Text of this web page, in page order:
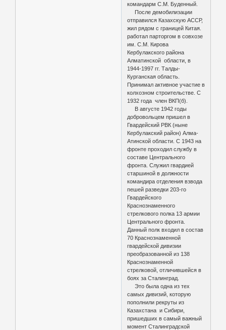
командарм С.М. Буденный.
После демобилизации
отправился Казахскую АССР,
жил рядом с границей Китая.
работал парторгом в совхозе
им. С.М. Кирова
Кербулакского района
Алматинской области, в
1944-1997 гг. Талды-
Курганская область.
Принимал активное участие в
колхозном строительстве. С
1932 года член ВКП(б).
В августе 1942 годы
добровольцем пришел в
Гвардейский РВК (ныне
Кербулакский район) Алма-
Атинской области. С 1943 на
фронте проходил службу в
составе Центрального
фронта. Служил гвардией
старшиной в должности
командира отделения взвода
пешей разведки 203-го
Гвардейского
Краснознаменного
стрелкового полка 13 армии
Центрального фронта.
Данный полк входил в состав
70 Краснознаменной
гвардейской дивизии
преобразованной из 138
Краснознаменной
стрелковой, отличившейся в
боях за Сталинград.
Это была одна из тех
самых дивизий, которую
пополнили рекруты из
Казахстана и Сибири,
пришедших в самый важный
момент Сталинградской